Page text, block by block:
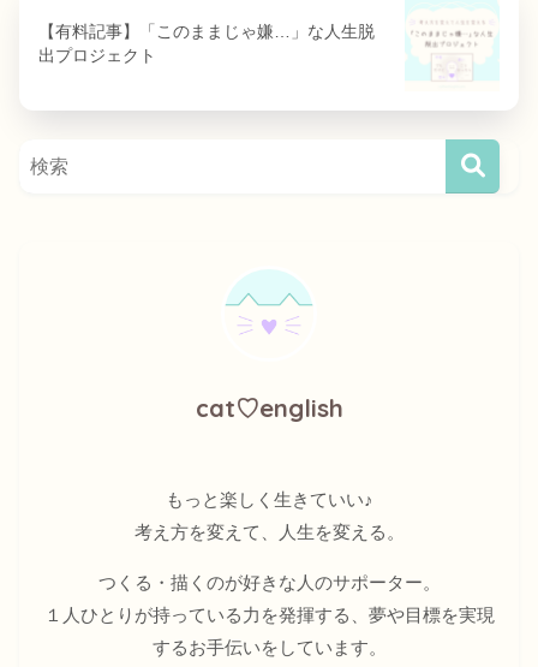
【有料記事】「このままじゃ嫌…」な人生脱
出プロジェクト
cat♡english
もっと楽しく生きていい♪
考え方を変えて、人生を変える。
つくる・描くのが好きな人のサポーター。
１人ひとりが持っている力を発揮する、夢や目標を実現
するお手伝いをしています。